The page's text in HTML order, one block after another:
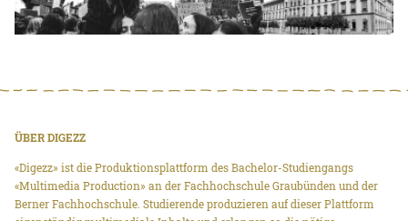
ÜBER DIGEZZ
«Digezz» ist die Produktionsplattform des Bachelor-Studiengangs
«Multimedia Production» an der Fachhochschule Graubünden und der
Berner Fachhochschule. Studierende produzieren auf dieser Plattform